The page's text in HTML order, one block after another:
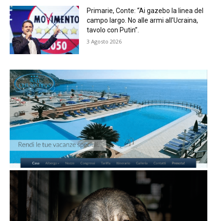
Primarie, Conte: “Ai gazebo la linea del
campo largo. No alle armi all’Ucraina,
tavolo con Putin”.
3 Agosto 2026